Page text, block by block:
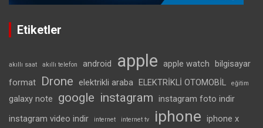
Etiketler
akıllı saat akıllı telefon android apple apple watch bilgisayar
format
Drone elektrikli araba ELEKTRİKLİ OTOMOBİL eğitim
galaxy note google instagram instagram foto indir
instagram video indir
internet internet tv iphone iphone x